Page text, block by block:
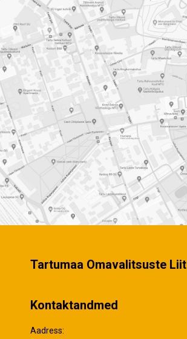
Tartumaa Omavalitsuste Liit
Kontaktandmed
Aadress: